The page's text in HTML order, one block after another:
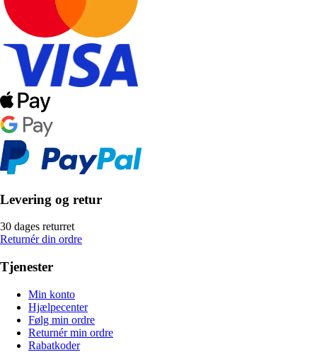
Levering og retur
30 dages returret
Returnér din ordre
Tjenester
Min konto
Hjælpecenter
Følg min ordre
Returnér min ordre
Rabatkoder